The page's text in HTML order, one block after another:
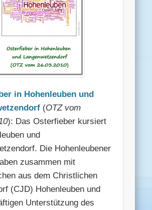
in Hohenleuben und
(OTZ vom
): Das Osterfieber kursiert
und
Die Hohenleubener
zusammen mit
aus dem Christlichen
(CJD) Hohenleuben und
Unterstützung des